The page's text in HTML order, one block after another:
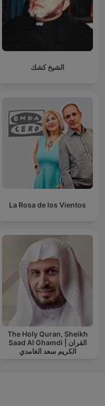
الشيخ كشك
La Rosa de los Vientos
The Holy Quran, Sheikh
Saad Al Ghamdi | القران
الكريم سعد الغامدي